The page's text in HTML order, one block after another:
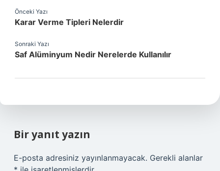
Önceki Yazı
Karar Verme Tipleri Nelerdir
Sonraki Yazı
Saf Alüminyum Nedir Nerelerde Kullanılır
Bir yanıt yazın
E-posta adresiniz yayınlanmayacak. Gerekli alanlar